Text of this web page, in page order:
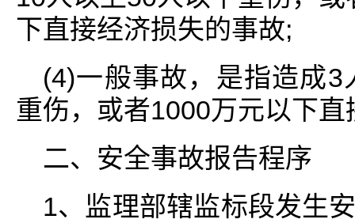
下直接经济损失的事故;
(4)一般事故，是指造成
重伤，或者1000万元以下
二、安全事故报告程序
1、监理部辖监标段发生